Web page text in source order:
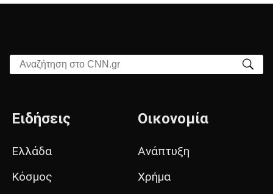
Αναζήτηση στο CNN.gr
Ειδήσεις
Ελλάδα
Κόσμος
Οικονομία
Ανάπτυξη
Χρήμα